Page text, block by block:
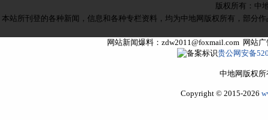
版权所有： 中
本站所刊登的各种新闻，信息和各种专栏资料，均为中地网版权所有，部分
网站新闻爆料：zdw2011@foxmail.com 网站
贵公网安备
中地网版权
Copyright © 2015-2026